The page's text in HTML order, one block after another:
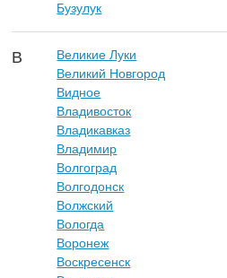
Бузулук
В
Великие Луки
Великий Новгород
Видное
Владивосток
Владикавказ
Владимир
Волгоград
Волгодонск
Волжский
Вологда
Воронеж
Воскресенск